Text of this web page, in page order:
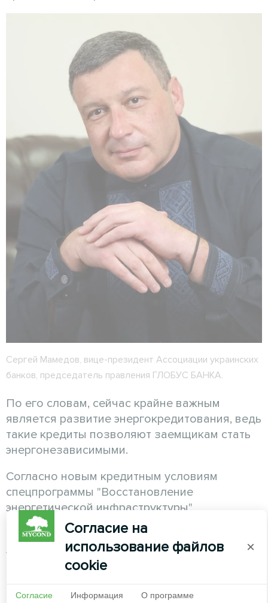
Сергей Мамедов, вице-президент Ассоциации украинских
банков, председатель правления ГЛОБУС БАНКА.
По его словам, сейчас крайне важным
является развитие энергокредитования, ведь
такие кредиты позволяют заемщикам стать
энергонезависимыми.
Согласно новым кредитным условиям
спецпрограммы "Восстановление
энергетической инфраструктуры",
объединения совладельцев
многоквартирных домов, являющихся
участниками программ "Энергодом" и
"ГринДИМ" от Фонда энергоэффективности
Согласие на
использование файлов
cookie
×
Согласие Информация О программе